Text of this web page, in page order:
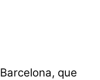
que